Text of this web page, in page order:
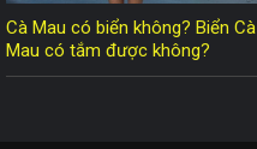
Cà Mau có biển không? Biển Cà
Mau có tắm được không?